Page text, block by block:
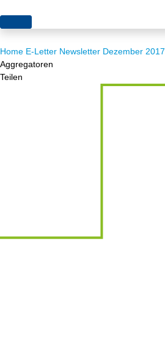
Themen
Akzeptanz
Europa
Projekte
Publikationen
Home E-Letter Newsletter Dezember 2017
Aggregatoren
Teilen